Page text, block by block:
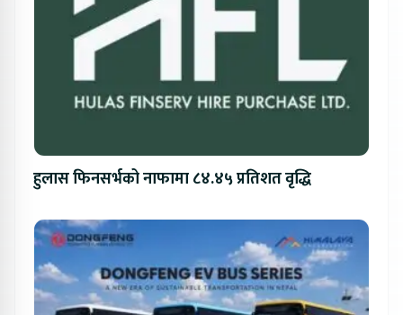
हुलास फिनसर्भको नाफामा ८४.४५ प्रतिशत वृद्धि